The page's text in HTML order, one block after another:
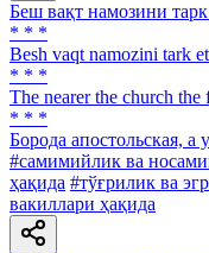
Беш вақт намозини
* * *
Besh vaqt namozini tark
* * *
The nearer the church
* * *
Борода апостольская, а
#самимийлик ва
ҳақида #тўғрилик ва
вакиллари ҳақида